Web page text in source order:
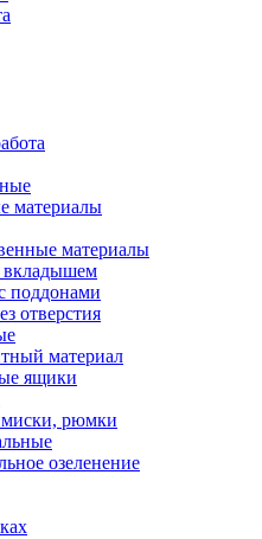
материалы
материалы
поддонами
отверстия
материал
ящики
рюмки
озеленение